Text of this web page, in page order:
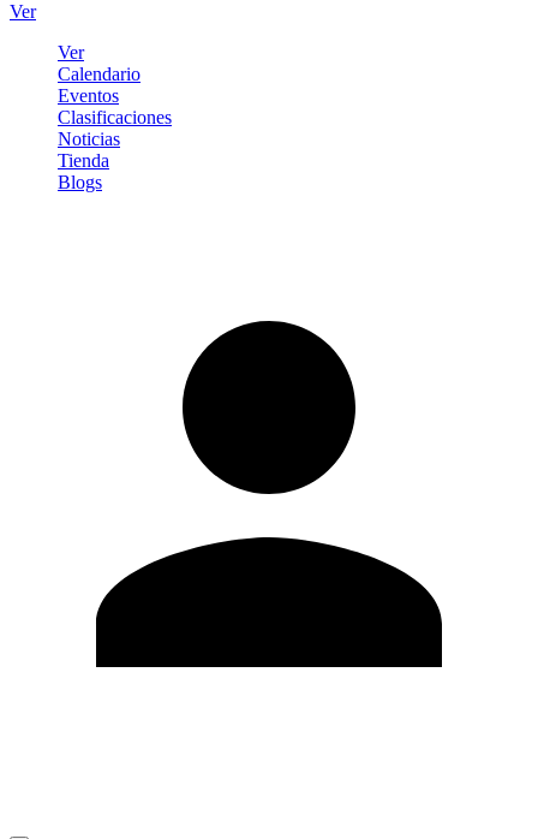
Ver
Ver
Calendario
Eventos
Clasificaciones
Noticias
Tienda
Blogs